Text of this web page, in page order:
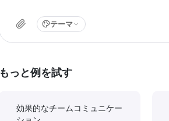
テーマ
もっと例を試す
効果的なチームコミュニケー